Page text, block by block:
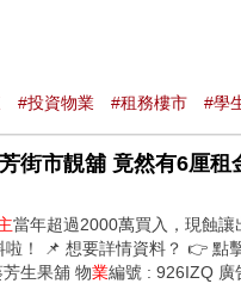
#投資物業 #租務樓市 #學
街市靚舖 竟然有6厘
當年超過2000萬買入，現蝕
！ 📌 想要詳情資料？ 👉 點
生果舖 物業編號 : 926IZQ 廣